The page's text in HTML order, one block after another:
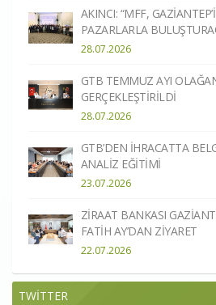
AKINCI: “MFF,
PAZARLARLA
28.07.2026
GTB TEMMUZ AYI
GERÇEKLEŞTİRİLDİ
28.07.2026
GTB’DEN İHRACATTA
ANALİZ EĞİTİMİ
23.07.2026
ZİRAAT BANKASI
FATİH AY’DAN ZİYARET
22.07.2026
TWİTTER